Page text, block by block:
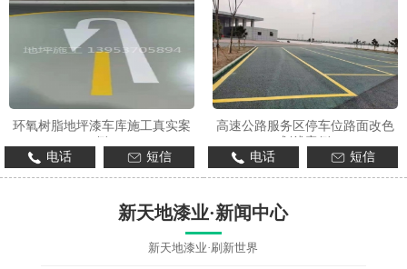
环氧树脂地坪漆车库施工真实案
电话
短信
高速公路服务区停车位路面改色
电话
短信
新天地漆业·新闻中心
新天地漆业·刷新世界